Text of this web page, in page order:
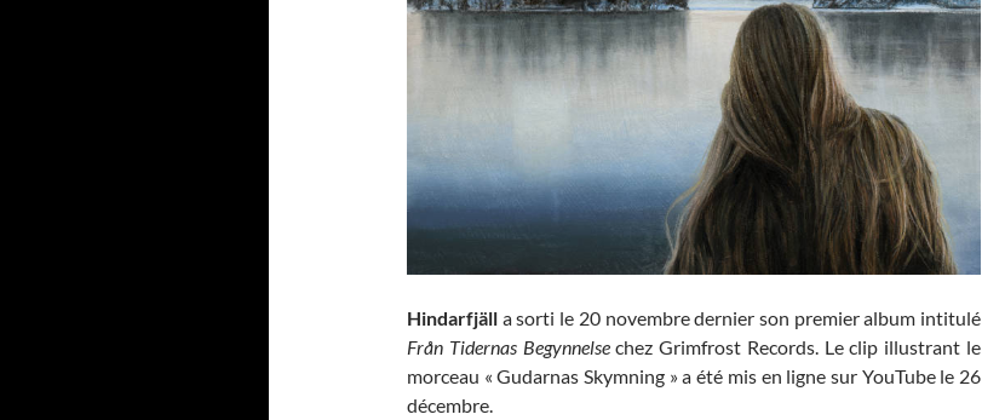
Hindarfjäll a sorti le 20 novembre dernier son premier album intitulé
Från Tidernas Begynnelsechez Grimfrost Records. Le clip illustrant le
morceau « Gudarnas Skymning » a été mis en ligne sur YouTube le 26
décembre.